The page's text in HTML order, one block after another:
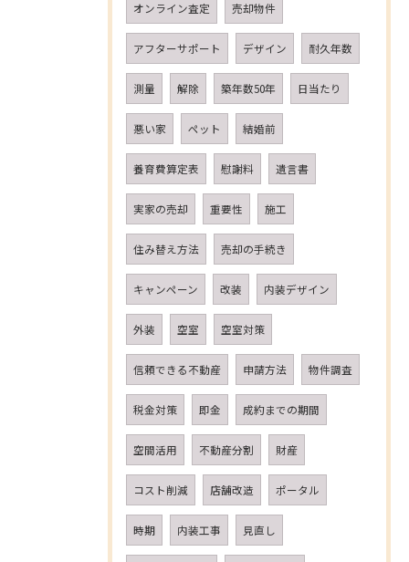
オンライン査定 売却物件
アフターサポート デザイン 耐久年数
測量 解除 築年数50年 日当たり
悪い家 ペット 結婚前
養育費算定表 慰謝料 遺言書
実家の売却 重要性 施工
住み替え方法 売却の手続き
キャンペーン 改装 内装デザイン
外装 空室 空室対策
信頼できる不動産 申請方法 物件調査
税金対策 即金 成約までの期間
空間活用 不動産分割 財産
コスト削減 店舗改造 ポータル
時期 内装工事 見直し